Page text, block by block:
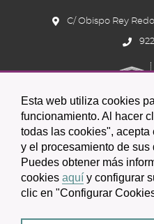
Esta web utiliza cookies
funcionamiento. Al hacer
todas las cookies",
y el procesamiento de sus
Puedes obtener más
cookies aquí y configurar
clic en "Configurar
C/ Obispo Rey
de
2026 © Excmo.